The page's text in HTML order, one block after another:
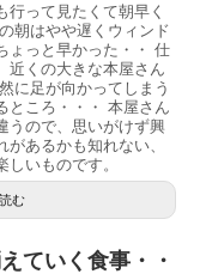
って見たくて朝早く
朝はやや遅くウィンド
ょっと早かった・・ 仕
近くの大きな本屋さん
に足が向かってしまう
ところ・・・ 本屋さん
うので、思いがけず興
あるかも知れない、
いものです。
む
ていく食事・・